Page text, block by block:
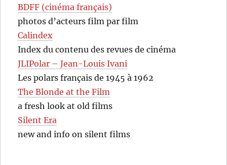
BDFF (cinéma français)
photos d’acteurs film par film
Calindex
Index du contenu des revues de cinéma
JLIPolar – Jean-Louis Ivani
Les polars français de 1945 à 1962
The Blonde at the Film
a fresh look at old films
Silent Era
new and info on silent films